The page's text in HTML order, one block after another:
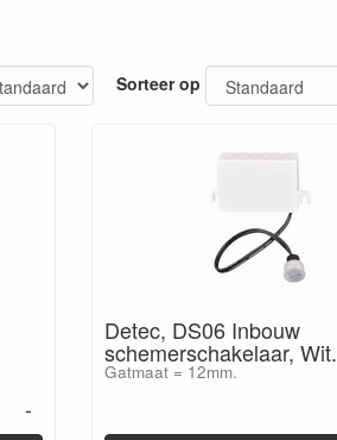
Sorteer op
-
Detec, DS06 Inbouw
schemerschakelaar, Wit.
Gatmaat = 12mm.